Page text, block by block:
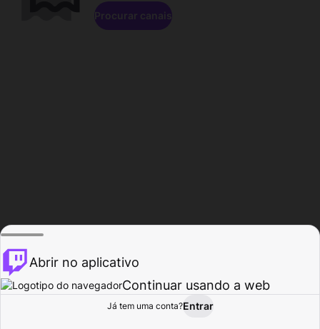
Procurar Atividade
Procurar canais
Abrir no aplicativo
Continuar usando a web
Já tem uma conta?Entrar